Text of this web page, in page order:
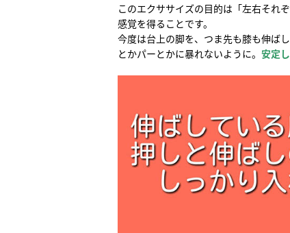
このエクササイズの目的は「左右それ
感覚を得ることです。
今度は台上の脚を、つま先も膝も伸ば
とかパーとかに暴れないように。 安定